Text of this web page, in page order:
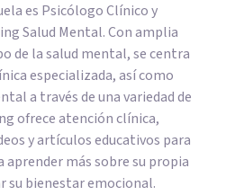
es Psicólogo Clínico y
Salud Mental. Con amplia
de la salud mental, se centra
especializada, así como
a través de una variedad de
ofrece atención clínica,
y artículos educativos para
aprender más sobre su propia
su bienestar emocional.